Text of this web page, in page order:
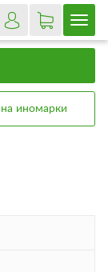
на иномарки